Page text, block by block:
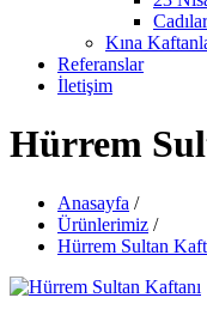
Kına
Referanslar
İletişim
Hürrem
Anasayfa /
Ürünlerimiz /
Hürrem Sultan